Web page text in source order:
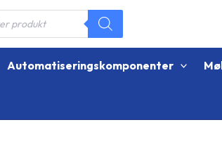
Automatiseringskomponenter